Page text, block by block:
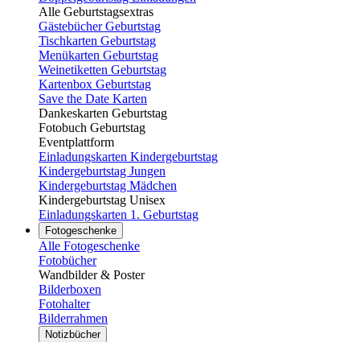
Alle Geburtstagsextras
Gästebücher Geburtstag
Tischkarten Geburtstag
Menükarten Geburtstag
Weinetiketten Geburtstag
Kartenbox Geburtstag
Save the Date Karten
Dankeskarten Geburtstag
Fotobuch Geburtstag
Eventplattform
Einladungskarten Kindergeburtstag
Kindergeburtstag Jungen
Kindergeburtstag Mädchen
Kindergeburtstag Unisex
Einladungskarten 1. Geburtstag
Fotogeschenke
Alle Fotogeschenke
Fotobücher
Wandbilder & Poster
Bilderboxen
Fotohalter
Bilderrahmen
Notizbücher